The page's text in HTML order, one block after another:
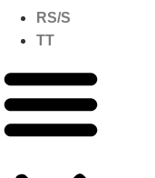
RS/S
TT